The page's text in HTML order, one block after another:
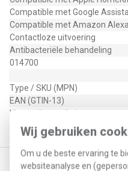
Wij gebruiken
Om u de beste ervaring te
websiteanalyse en
Compatible met Google
Compatible met Amazon Alexa
Contactloze uitvoering
Antibacteriële behandeling
014700
Type / SKU (MPN)
EAN (GTIN-13)
Klusspullen artikelnummer
Gerelateerde producten